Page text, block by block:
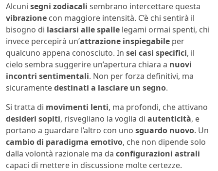
Alcuni segni zodiacali sembrano intercettare questa
vibrazione con maggiore intensità. C’è chi sentirà il
bisogno di lasciarsi alle spalle legami ormai spenti, chi
invece percepirà un’attrazione inspiegabile per
qualcuno appena conosciuto. In sei casi specifici, il
cielo sembra suggerire un’apertura chiara a nuovi
incontri sentimentali. Non per forza definitivi, ma
sicuramentedestinati a lasciare un segno.
Si tratta di movimenti lenti, ma profondi, che attivano
desideri sopiti, risvegliano la voglia di autenticità, e
portano a guardare l’altro con uno sguardo nuovo. Un
cambio di paradigma emotivo, che non dipende solo
dalla volontà razionale ma da configurazioni astrali
capaci di mettere in discussione molte certezze.